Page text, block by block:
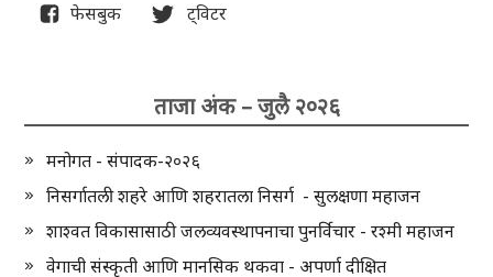
फेसबुक ट्विटर
ताजा अंक – जुलै २०२६
मनोगत - संपादक-२०२६
निसर्गातली शहरे आणि शहरातला निसर्ग - सुलक्षणा महाजन
शाश्वत विकासासाठी जलव्यवस्थापनाचा पुनर्विचार - रश्मी महाजन
वेगाची संस्कृती आणि मानसिक थकवा - अपर्णा दीक्षित